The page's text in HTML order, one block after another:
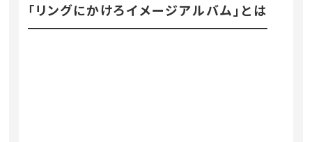
「リングにかけろイメージアルバム」とは